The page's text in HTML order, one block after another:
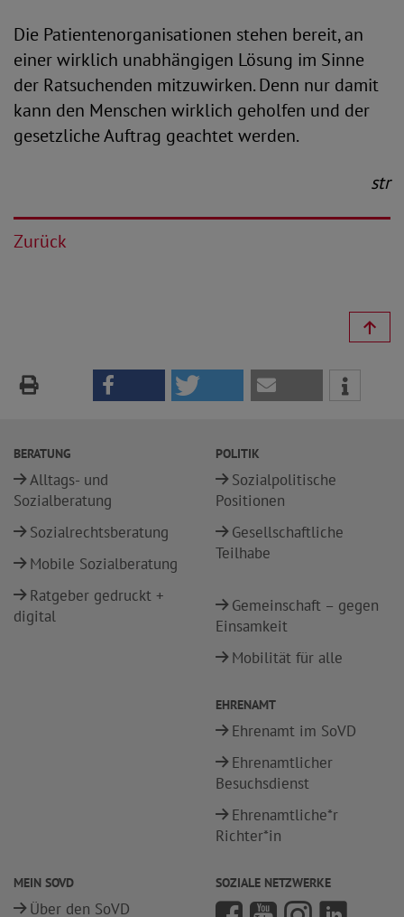
Die Patientenorganisationen stehen bereit, an
einer wirklich unabhängigen Lösung im Sinne
der Ratsuchenden mitzuwirken. Denn nur damit
kann den Menschen wirklich geholfen und der
gesetzliche Auftrag geachtet werden.
str
Zurück
BERATUNG
Alltags- und
Sozialberatung
Sozialrechtsberatung
Mobile Sozialberatung
Ratgeber gedruckt +
digital
POLITIK
Sozialpolitische
Positionen
Gesellschaftliche
Teilhabe
Gemeinschaft – gegen
Einsamkeit
Mobilität für alle
EHRENAMT
Ehrenamt im SoVD
Ehrenamtlicher
Besuchsdienst
Ehrenamtliche*r
Richter*in
MEIN SOVD
Über den SoVD
SOZIALE NETZWERKE